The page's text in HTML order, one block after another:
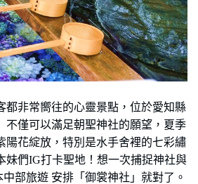
都非常嚮往的心靈景點，位於愛知縣
不僅可以滿足朝聖神社的願望，夏季
陽花綻放，特別是水手舍裡的七彩繡
妹們IG打卡聖地！想一次捕捉神社與
中部旅遊 安排「御裳神社」就對了。